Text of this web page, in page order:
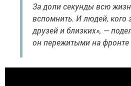
За доли секунды всю
вспомнить. И людей, кого
друзей и близких», —
он пережитыми на